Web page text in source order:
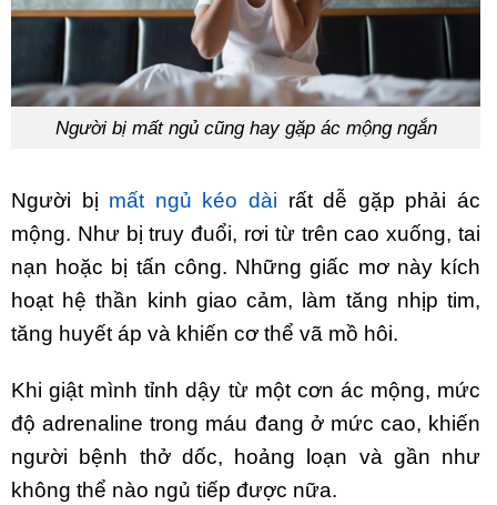
Người bị mất ngủ cũng hay gặp ác mộng ngắn
Người bị mất ngủ kéo dài rất dễ gặp phải ác
mộng. Như bị truy đuổi, rơi từ trên cao xuống, tai
nạn hoặc bị tấn công. Những giấc mơ này kích
hoạt hệ thần kinh giao cảm, làm tăng nhịp tim,
tăng huyết áp và khiến cơ thể vã mồ hôi.
Khi giật mình tỉnh dậy từ một cơn ác mộng, mức
độ adrenaline trong máu đang ở mức cao, khiến
người bệnh thở dốc, hoảng loạn và gần như
không thể nào ngủ tiếp được nữa.